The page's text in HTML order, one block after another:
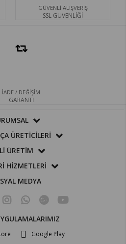
GÜVENLİ ALIŞVERİŞ
SSL GÜVENLİĞİ
İADE / DEĞİŞİM
GARANTİ
ÜRETİCİLERİ
ÜRETİM
HİZMETLERİ
MEDYA
Google Play